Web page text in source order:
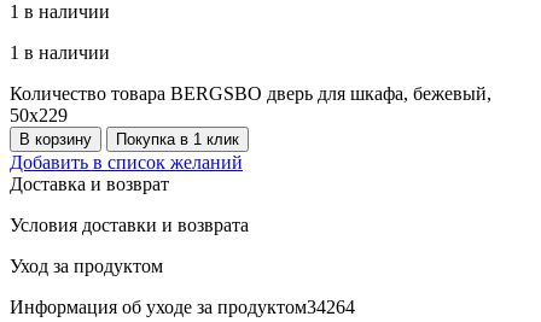
1 в наличии
1 в наличии
Количество товара BERGSBO дверь для шкафа, бежевый,
50х229
В корзину Покупка в 1 клик
Добавить в список желаний
Доставка и возврат
Условия доставки и возврата
Уход за продуктом
Информация об уходе за продуктом34264